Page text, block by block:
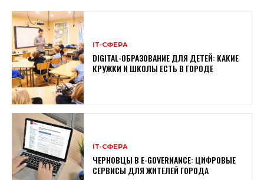
ІТ-СФЕРА
DIGITAL-ОБРАЗОВАНИЕ ДЛЯ ДЕТЕЙ: КАКИЕ
КРУЖКИ И ШКОЛЫ ЕСТЬ В ГОРОДЕ
ІТ-СФЕРА
ЧЕРНОВЦЫ В E-GOVERNANCE: ЦИФРОВЫЕ
СЕРВИСЫ ДЛЯ ЖИТЕЛЕЙ ГОРОДА